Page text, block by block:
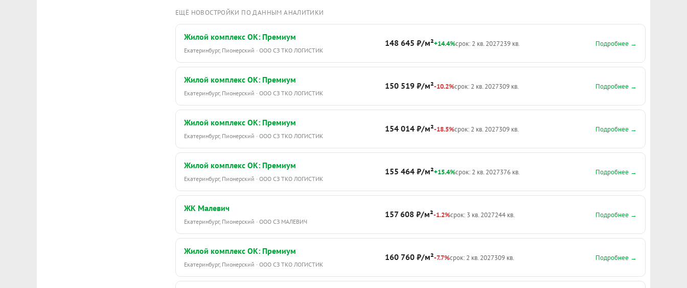
ЕЩЁ НОВОСТРОЙКИ ПО ДАННЫМ АНАЛИТИКИ
Жилой комплекс ОК: Премиум
Екатеринбург, Пионерский · ООО СЗ ТКО ЛОГИСТИК
148 645 ₽/м²+14.4%срок: 2 кв. 2027239 кв. Подробнее →
Жилой комплекс ОК: Премиум
Екатеринбург, Пионерский · ООО СЗ ТКО ЛОГИСТИК
150 519 ₽/м²-10.2%срок: 2 кв. 2027309 кв. Подробнее →
Жилой комплекс ОК: Премиум
Екатеринбург, Пионерский · ООО СЗ ТКО ЛОГИСТИК
154 014 ₽/м²-18.5%срок: 2 кв. 2027309 кв. Подробнее →
Жилой комплекс ОК: Премиум
Екатеринбург, Пионерский · ООО СЗ ТКО ЛОГИСТИК
155 464 ₽/м²+15.4%срок: 2 кв. 2027376 кв. Подробнее →
ЖК Малевич
Екатеринбург, Пионерский · ООО СЗ МАЛЕВИЧ
157 608 ₽/м²-1.2%срок: 3 кв. 2027244 кв. Подробнее →
Жилой комплекс ОК: Премиум
Екатеринбург, Пионерский · ООО СЗ ТКО ЛОГИСТИК
160 760 ₽/м²-7.7%срок: 2 кв. 2027309 кв. Подробнее →